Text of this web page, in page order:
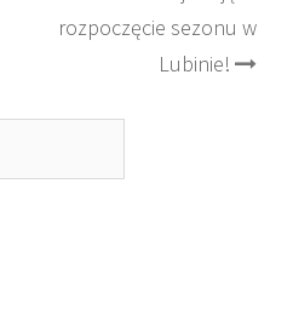
rozpoczęcie sezonu w
Lubinie!